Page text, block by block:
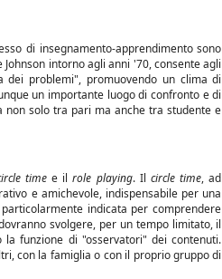
di insegnamento-apprendimento sono
intorno agli anni '70, consente agli
problemi", promuovendo un clima di
un importante luogo di confronto e di
non solo tra pari ma anche tra studente e
timee ilrole playing. Ilcircle time, ad
e amichevole, indispensabile per una
indicata per comprendere
svolgere, per un tempo limitato, il
funzione di "osservatori" dei contenuti.
con la famiglia o con il proprio gruppo di